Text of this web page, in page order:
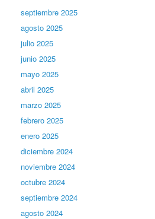
septiembre 2025
agosto 2025
julio 2025
junio 2025
mayo 2025
abril 2025
marzo 2025
febrero 2025
enero 2025
diciembre 2024
noviembre 2024
octubre 2024
septiembre 2024
agosto 2024